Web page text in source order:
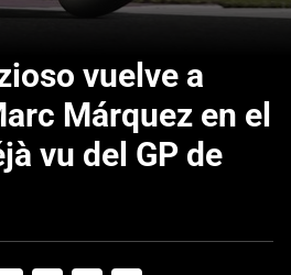
vuelve a
Márquez en el
vu del GP de